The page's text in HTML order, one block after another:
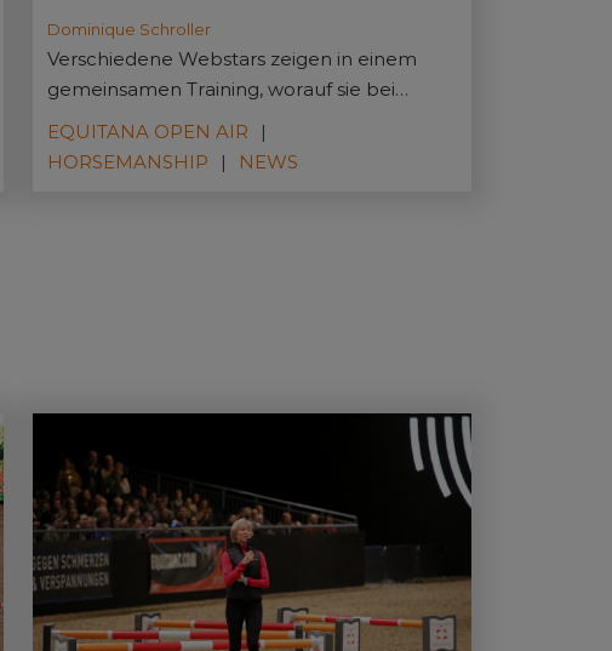
Dominique Schroller
Verschiedene Webstars zeigen in einem
gemeinsamen Training, worauf sie bei
Zirzensik und Freiheitsdressur besonderen
Wert legen.
EQUITANA OPEN AIR
HORSEMANSHIP
NEWS